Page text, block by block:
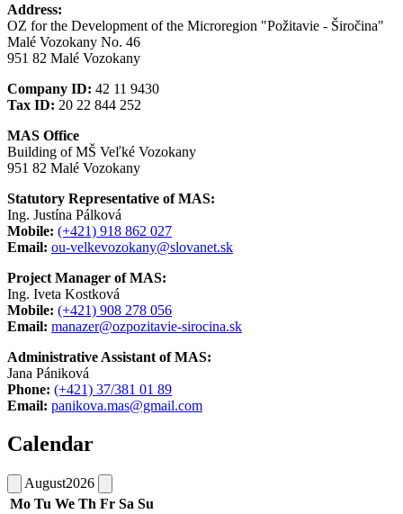
Address:
OZ for the Development of the Microregion "Požitavie - Širočina"
Malé Vozokany No. 46
951 82 Malé Vozokany
Company ID: 42 11 9430
Tax ID: 20 22 844 252
MAS Office
Building of MŠ Veľké Vozokany
951 82 Malé Vozokany
Statutory Representative of MAS:
Ing. Justína Pálková
Mobile: (+421) 918 862 027
Email: ou-velkevozokany@slovanet.sk
Project Manager of MAS:
Ing. Iveta Kostková
Mobile: (+421) 908 278 056
Email: manazer@ozpozitavie-sirocina.sk
Administrative Assistant of MAS:
Jana Pániková
Phone: (+421) 37/381 01 89
Email: panikova.mas@gmail.com
Calendar
August2026
Mo Tu We Th Fr Sa Su